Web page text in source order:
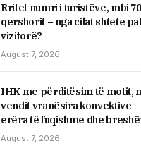
Rritet numri i turistëve, mbi
qershorit – nga cilat shtete
vizitorë?
August 7, 2026
IHK me përditësim të motit,
vendit vranësira konvektive
erëra të fuqishme dhe
August 7, 2026